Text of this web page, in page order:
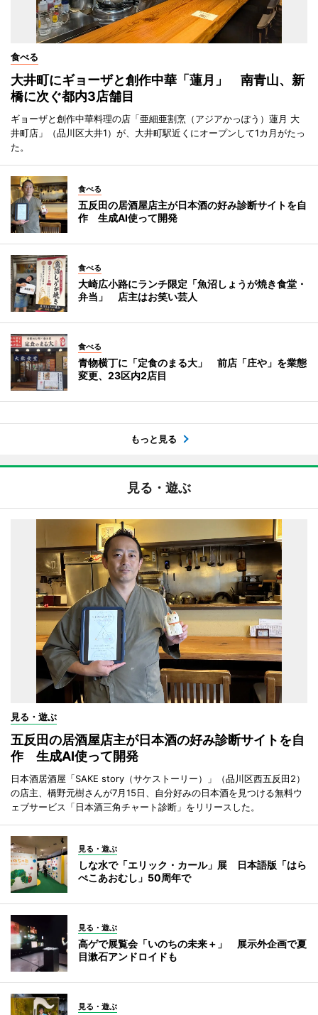
食べる
大井町にギョーザと創作中華「蓮月」 南青山、新
橋に次ぐ都内3店舗目
ギョーザと創作中華料理の店「亜細亜割烹（アジアかっぽう）蓮月 大
井町店」（品川区大井1）が、大井町駅近くにオープンして1カ月がたっ
た。
食べる
五反田の居酒屋店主が日本酒の好み診断サイトを自
作 生成AI使って開発
食べる
大崎広小路にランチ限定「魚沼しょうが焼き食堂・
弁当」 店主はお笑い芸人
食べる
青物横丁に「定食のまる大」 前店「庄や」を業態
変更、23区内2店目
もっと見る
見る・遊ぶ
見る・遊ぶ
五反田の居酒屋店主が日本酒の好み診断サイトを自
作 生成AI使って開発
日本酒居酒屋「SAKE story（サケストーリー）」（品川区西五反田2）
の店主、橋野元樹さんが7月15日、自分好みの日本酒を見つける無料ウ
ェブサービス「日本酒三角チャート診断」をリリースした。
見る・遊ぶ
しな水で「エリック・カール」展 日本語版「はら
ぺこあおむし」50周年で
見る・遊ぶ
高ゲで展覧会「いのちの未来＋」 展示外企画で夏
目漱石アンドロイドも
見る・遊ぶ